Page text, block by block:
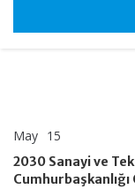
May 15
ve
Teknoloji
2030 Sanayi ve